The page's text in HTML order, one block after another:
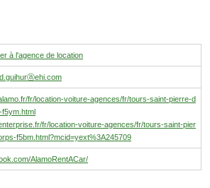
à l'agence de location
fr/location-voiture-agences/fr/tours-saint-pierre-d
fr/location-voiture-agences/fr/tours-saint-pier
f5bm.html?mcid=yext%3A245709
AlamoRentACar/